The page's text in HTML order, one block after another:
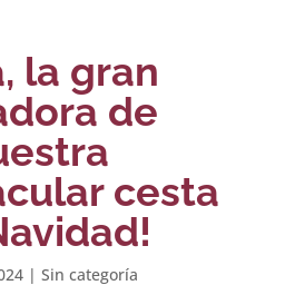
la gran
de
cesta
| Sin categoría